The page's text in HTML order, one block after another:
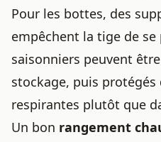
Pour les bottes, des
empêchent la tige de se
saisonniers peuvent
stockage, puis protégés
respirantes plutôt que
Un bon rangement